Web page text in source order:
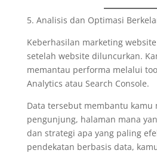
5. Analisis dan Optimasi
Keberhasilan marketing
setelah website diluncurkan.
memantau performa melalui
Analytics atau Search Console.
Data tersebut membantu kamu
pengunjung, halaman mana
dan strategi apa yang paling
pendekatan berbasis data,